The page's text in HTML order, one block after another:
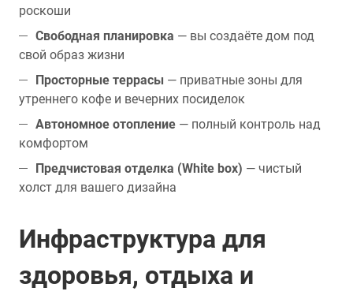
роскоши
Свободная планировка — вы создаёте дом под
свой образ жизни
Просторные террасы — приватные зоны для
утреннего кофе и вечерних посиделок
Автономное отопление — полный контроль над
комфортом
Предчистовая отделка (White box) — чистый
холст для вашего дизайна
Инфраструктура для
здоровья, отдыха и